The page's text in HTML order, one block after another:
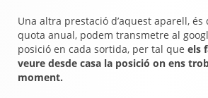
Una altra prestació d’aquest aparell,
quota anual, podem transmetre al
posició en cada sortida, per tal que els
veure desde casa la posició on ens
moment.